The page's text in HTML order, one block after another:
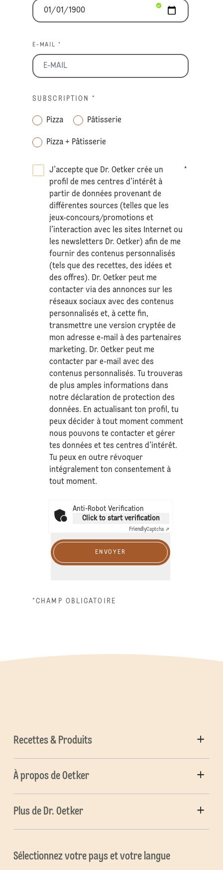
E-MAIL *
SUBSCRIPTION *
Pizza Pâtisserie
Pizza + Pâtisserie
J’accepte que Dr. Oetker crée un
profil de mes centres d’intérêt à
partir de données provenant de
différentes sources (telles que les
jeux-concours/promotions et
l’interaction avec les sites Internet ou
les newsletters Dr. Oetker) afin de me
fournir des contenus personnalisés
(tels que des recettes, des idées et
des offres). Dr. Oetker peut me
contacter via des annonces sur les
réseaux sociaux avec des contenus
personnalisés et, à cette fin,
transmettre une version cryptée de
mon adresse e-mail à des partenaires
marketing. Dr. Oetker peut me
contacter par e-mail avec des
contenus personnalisés. Tu trouveras
de plus amples informations dans
notre déclaration deprotection des
données. En actualisant ton profil, tu
peux décider à tout moment comment
nous pouvons te contacter et gérer
tes données et tes centres d’intérêt.
Tu peux en outre révoquer
intégralement ton consentement à
tout moment.
*
Anti-Robot Verification
Click to start verification
FriendlyCaptcha ⇗
ENVOYER
*CHAMP OBLIGATOIRE
Recettes & Produits
À propos de Oetker
Plus de Dr. Oetker
Sélectionnez votre pays et votre langue